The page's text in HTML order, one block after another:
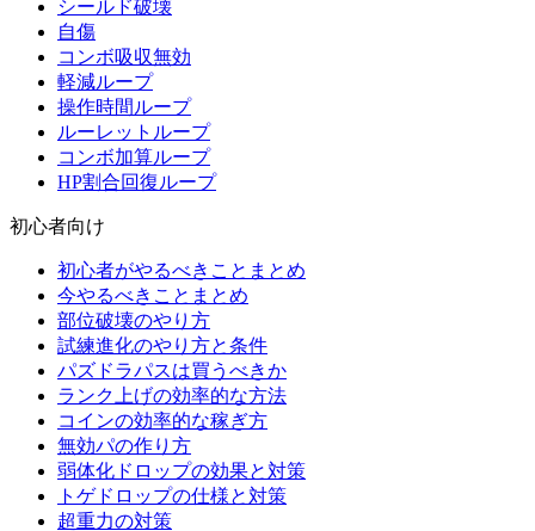
シールド破壊
自傷
コンボ吸収無効
軽減ループ
操作時間ループ
ルーレットループ
コンボ加算ループ
HP割合回復ループ
初心者向け
初心者がやるべきことまとめ
今やるべきことまとめ
部位破壊のやり方
試練進化のやり方と条件
パズドラパスは買うべきか
ランク上げの効率的な方法
コインの効率的な稼ぎ方
無効パの作り方
弱体化ドロップの効果と対策
トゲドロップの仕様と対策
超重力の対策